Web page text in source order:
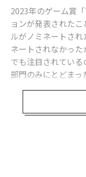
2023年のゲーム賞
ョンが発表された
ルがノミネートさ
ネートされなかっ
でも注目されている
部門のみにとどま
ロだった『ホグワ
両作が抱える問題